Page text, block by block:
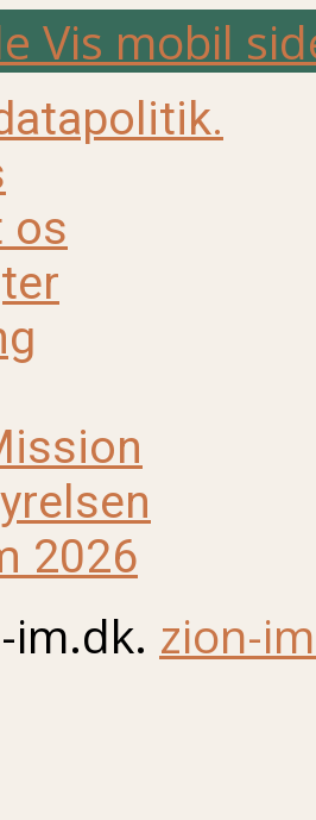
Vis mobil
os
2026
im.dk. zion-